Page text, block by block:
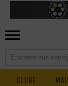
CLUBE